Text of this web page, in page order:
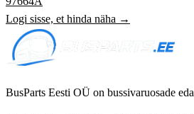
Logi sisse, et hinda näha →
BusParts Eesti OÜ on bussivaruosade